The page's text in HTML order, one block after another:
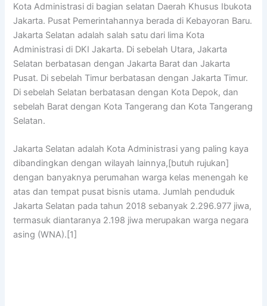
Kota Administrasi di bagian selatan Daerah Khusus Ibukota
Jakarta. Pusat Pemerintahannya berada di Kebayoran Baru.
Jakarta Selatan adalah salah satu dari lima Kota
Administrasi di DKI Jakarta. Di sebelah Utara, Jakarta
Selatan berbatasan dengan Jakarta Barat dan Jakarta
Pusat. Di sebelah Timur berbatasan dengan Jakarta Timur.
Di sebelah Selatan berbatasan dengan Kota Depok, dan
sebelah Barat dengan Kota Tangerang dan Kota Tangerang
Selatan.
Jakarta Selatan adalah Kota Administrasi yang paling kaya
dibandingkan dengan wilayah lainnya,[butuh rujukan]
dengan banyaknya perumahan warga kelas menengah ke
atas dan tempat pusat bisnis utama. Jumlah penduduk
Jakarta Selatan pada tahun 2018 sebanyak 2.296.977 jiwa,
termasuk diantaranya 2.198 jiwa merupakan warga negara
asing (WNA).[1]